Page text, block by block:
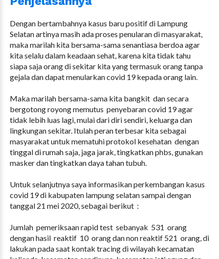
Dengan bertambahnya kasus baru positif di Lampung
Selatan artinya masih ada proses penularan di masyarakat,
maka marilah kita bersama-sama senantiasa berdoa agar
kita selalu dalam keadaan sehat, karena kita tidak tahu
siapa saja orang di sekitar kita yang termasuk orang tanpa
gejala dan dapat menularkan covid 19 kepada orang lain.
Maka marilah bersama-sama kita bangkit dan secara
bergotong royong memutus penyebaran covid 19 agar
tidak lebih luas lagi, mulai dari diri sendiri, keluarga dan
lingkungan sekitar. Itulah peran terbesar kita sebagai
masyarakat untuk mematuhi protokol kesehatan dengan
tinggal di rumah saja, jaga jarak, tingkatkan phbs, gunakan
masker dan tingkatkan daya tahan tubuh.
Untuk selanjutnya saya informasikan perkembangan kasus
covid 19 di kabupaten lampung selatan sampai dengan
tanggal 21 mei 2020, sebagai berikut :
Jumlah pemeriksaan rapid test sebanyak 531 orang
dengan hasil reaktif 10 orang dan non reaktif 521 orang, di
lakukan pada saat kontak tracing di wilayah kecamatan